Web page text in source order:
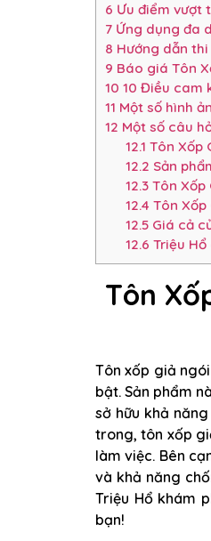
6 Ưu điểm vượt
7 Ứng dụng đa
8 Hướng dẫn
9 Báo giá Tôn
10 10 Điều cam
11 Một số hình
12 Một số câu
12.1 Tôn Xốp
12.2 Sản
12.3Tôn Xốp
12.4 Tôn
12.5Giá cả
12.6 Triệu
Tôn
Tôn xốp giả
bật. Sản phẩm
sở hữu khả
trong, tôn xốp
làm việc. Bên
và khả năng
Triệu Hổ khám
bạn!